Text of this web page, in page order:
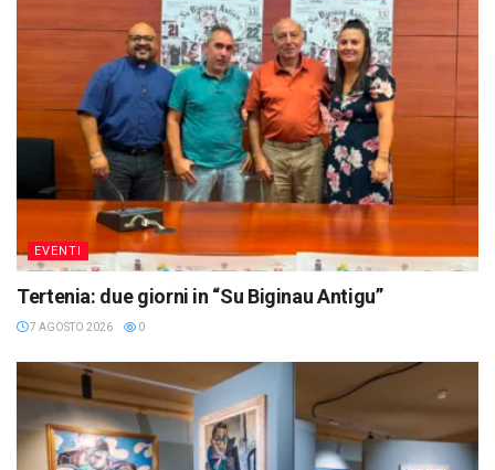
EVENTI
Tertenia: due giorni in “Su Biginau Antigu”
7 AGOSTO 2026 0